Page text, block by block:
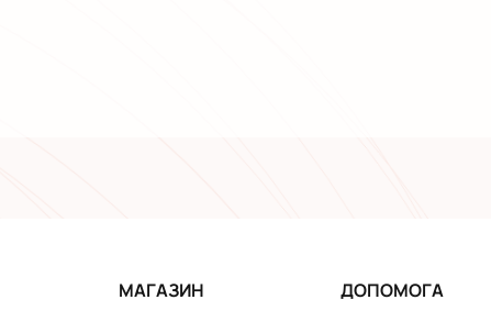
МАГАЗИН ДОПОМОГА